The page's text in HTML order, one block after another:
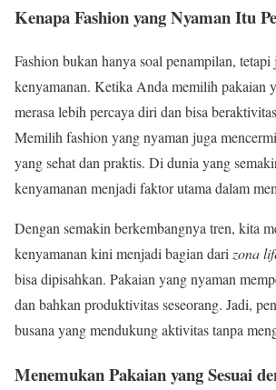
Kenapa Fashion yang Nyaman Itu
Fashion bukan hanya soal penampilan, tetapi
kenyamanan. Ketika Anda memilih pakaian
merasa lebih percaya diri dan bisa
Memilih fashion yang nyaman juga
yang sehat dan praktis. Di dunia yang
kenyamanan menjadi faktor utama dalam
Dengan semakin berkembangnya tren, kita
kenyamanan kini menjadi bagian darizona
bisa dipisahkan. Pakaian yang nyaman
dan bahkan produktivitas seseorang. Jadi,
busana yang mendukung aktivitas tanpa
Menemukan Pakaian yang Sesuai